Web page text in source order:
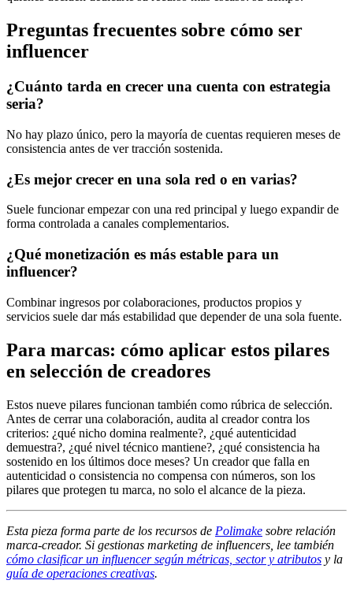
Preguntas frecuentes sobre cómo ser
influencer
¿Cuánto tarda en crecer una cuenta con estrategia
seria?
No hay plazo único, pero la mayoría de cuentas requieren meses de
consistencia antes de ver tracción sostenida.
¿Es mejor crecer en una sola red o en varias?
Suele funcionar empezar con una red principal y luego expandir de
forma controlada a canales complementarios.
¿Qué monetización es más estable para un
influencer?
Combinar ingresos por colaboraciones, productos propios y
servicios suele dar más estabilidad que depender de una sola fuente.
Para marcas: cómo aplicar estos pilares
en selección de creadores
Estos nueve pilares funcionan también como rúbrica de selección.
Antes de cerrar una colaboración, audita al creador contra los
criterios: ¿qué nicho domina realmente?, ¿qué autenticidad
demuestra?, ¿qué nivel técnico mantiene?, ¿qué consistencia ha
sostenido en los últimos doce meses? Un creador que falla en
autenticidad o consistencia no compensa con números, son los
pilares que protegen tu marca, no solo el alcance de la pieza.
Esta pieza forma parte de los recursos de Polimake sobre relación
marca-creador. Si gestionas marketing de influencers, lee también
cómo clasificar un influencer según métricas, sector y atributos y la
guía de operaciones creativas.